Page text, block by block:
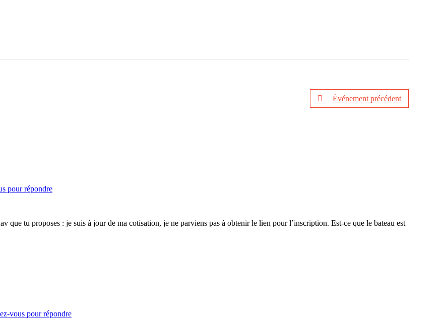
Événement précédent
pour répondre
que tu proposes : je suis à jour de ma cotisation, je ne parviens pas à obtenir le lien pour l’inscription. Est-ce que le bateau est
vous pour répondre